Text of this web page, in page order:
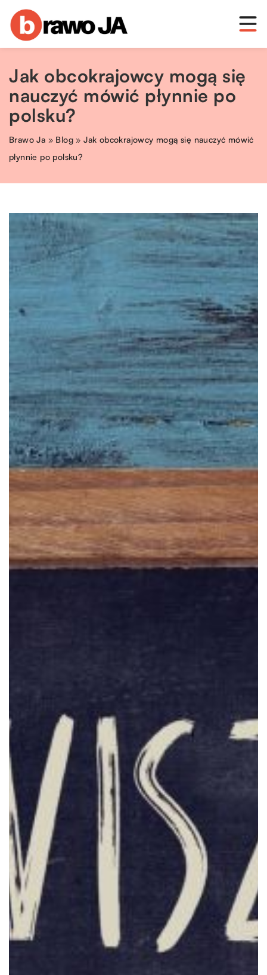
Jak obcokrajowcy mogą się
nauczyć mówić płynnie po
polsku?
Brawo Ja » Blog »Jak obcokrajowcy mogą się nauczyć mówić
płynnie po polsku?